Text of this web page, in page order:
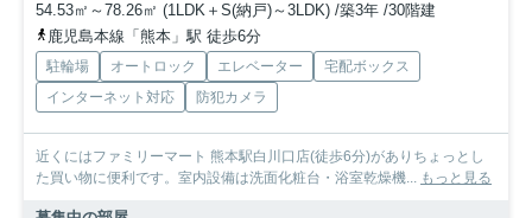
54.53㎡～78.26㎡ (1LDK＋S(納戸)～3LDK) /築3年 /30階建
鹿児島本線「熊本」駅 徒歩6分
駐輪場 オートロック エレベーター
宅配ボックス
インターネット対応
防犯カメラ
近くにはファミリーマート 熊本駅白川口店(徒歩6分)がありちょっとし
た買い物に便利です。室内設備は洗面化粧台・浴室乾燥機... もっと見る